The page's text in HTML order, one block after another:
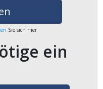
Sie sich hier
ein